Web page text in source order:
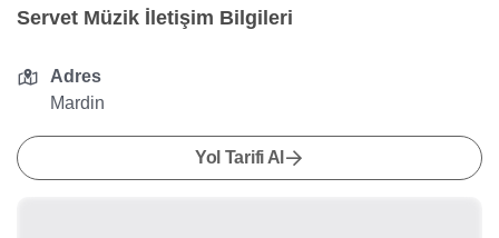
Servet Müzik İletişim Bilgileri
Adres
Mardin
Yol Tarifi Al